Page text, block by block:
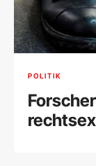
POLITIK